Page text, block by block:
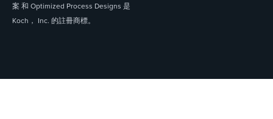
案 和 Optimized Process Designs 是
Koch， Inc. 的註冊商標。